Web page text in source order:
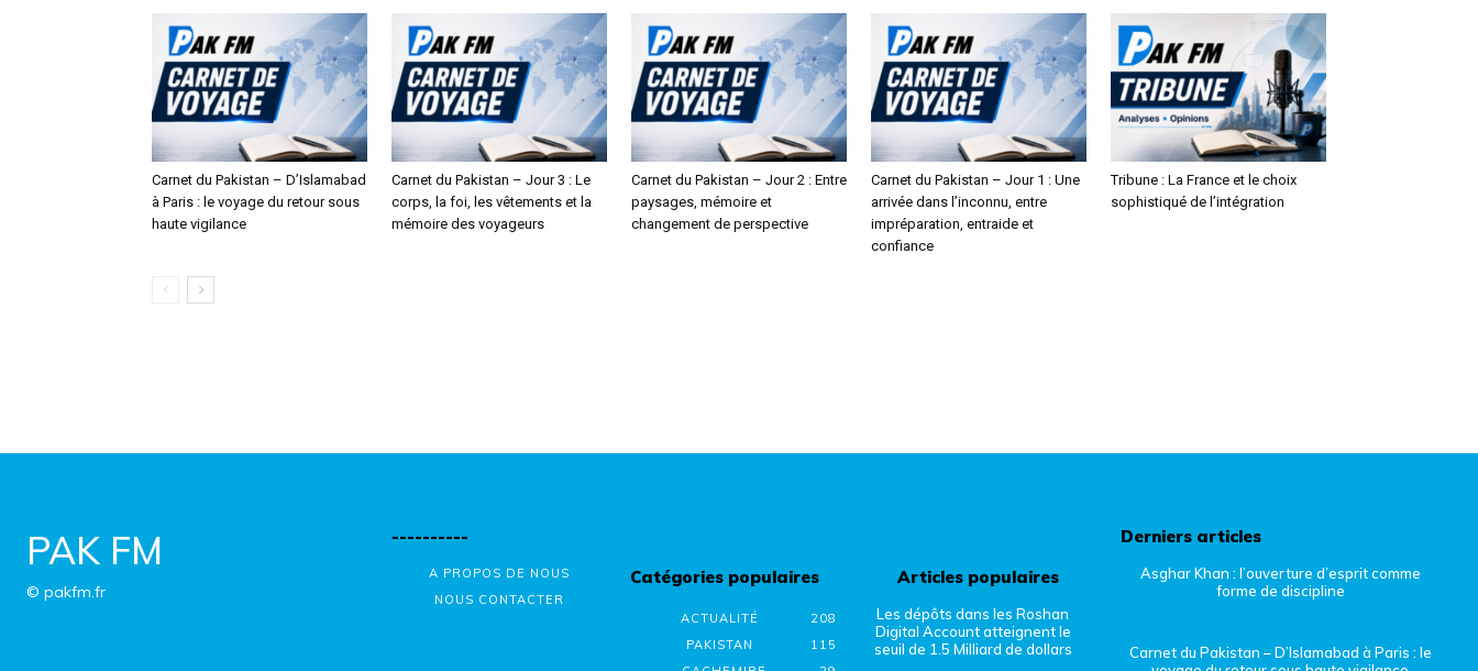
Carnet du Pakistan – D’Islamabad
à Paris : le voyage du retour sous
haute vigilance
Carnet du Pakistan – Jour 3 : Le
corps, la foi, les vêtements et la
mémoire des voyageurs
Carnet du Pakistan – Jour 2 : Entre
paysages, mémoire et
changement de perspective
Carnet du Pakistan – Jour 1 : Une
arrivée dans l’inconnu, entre
impréparation, entraide et
confiance
Tribune : La France et le choix
sophistiqué de l’intégration
PAK FM
© pakfm.fr
----------
A PROPOS DE NOUS
NOUS CONTACTER
Catégories populaires
ACTUALITÉ
208
PAKISTAN
115
Articles populaires
Les dépôts dans les Roshan
Digital Account atteignent le
seuil de 1.5 Milliard de dollars
Derniers articles
Asghar Khan : l’ouverture d’esprit comme
forme de discipline
Carnet du Pakistan – D’Islamabad à Paris : le